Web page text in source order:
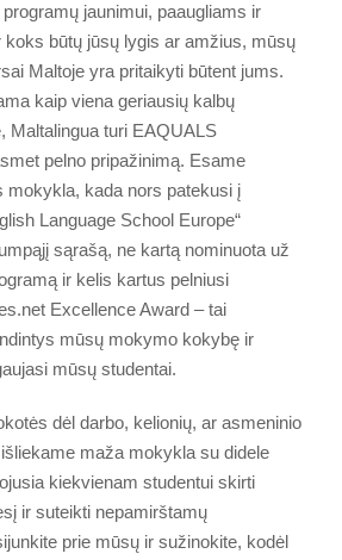
Kainos ir datos
Malta
jaunimui, paaugliams ir
būtų jūsų lygis ar amžius, mūsų
Maltoje yra pritaikyti būtent jums.
kaip viena geriausių kalbų
Maltalingua turi EAQUALS
pelno pripažinimą. Esame
mokykla, kada nors patekusi į
Language School Europe“
sąrašą, ne kartą nominuota už
ir kelis kartus pelniusi
Excellence Award – tai
mūsų mokymo kokybę ir
mūsų studentai.
dėl darbo, kelionių, ar asmeninio
maža mokykla su didele
kiekvienam studentui skirti
ir suteikti nepamirštamų
prie mūsų ir sužinokite, kodėl